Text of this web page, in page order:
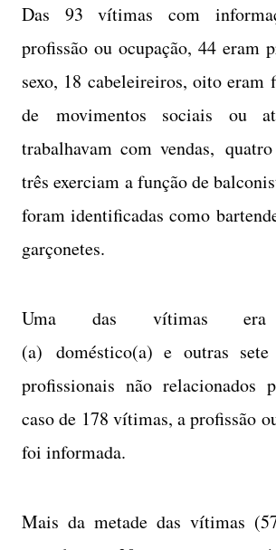
Das 93 vítimas com
profissão ou ocupação, 44 eram
sexo, 18 cabeleireiros, oito eram
de movimentos sociais ou
trabalhavam com vendas,
três exerciam a função de
foram identificadas como
garçonetes.
Uma das vítimas era
(a) doméstico(a) e outras
profissionais não relacionados
caso de 178 vítimas, a profissão
foi informada.
Mais da metade das vítimas